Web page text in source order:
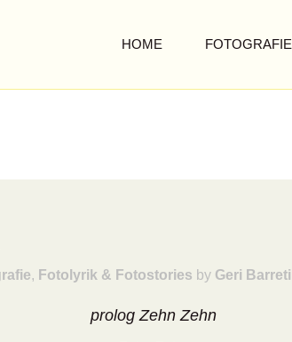
HOME FOTOGRAFIE
, Fotolyrik & Fotostories by Geri Barreti
prolog Zehn Zehn